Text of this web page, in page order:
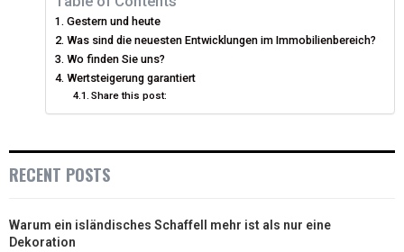
T
T
)
O
O
K
Gestern und heute
Was sind die neuesten Entwicklungen im Immobilienbereich?
Wo finden Sie uns?
Wertsteigerung garantiert
Share this post:
RECENT POSTS
Warum ein isländisches Schaffell mehr ist als nur eine
Dekoration